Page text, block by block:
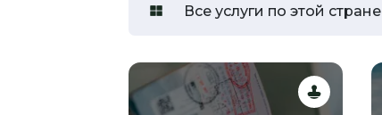
Все услуги по этой стране